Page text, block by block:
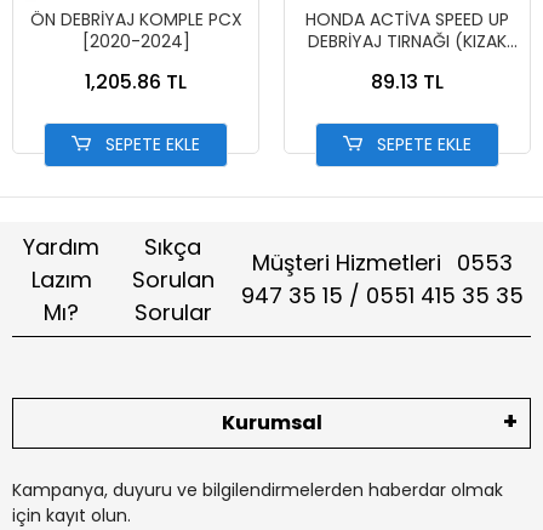
ÖN DEBRİYAJ KOMPLE PCX
[2020-2024]
1,205.86 TL
SEPETE EKLE
HONDA ACTİVA SPEED UP
DEBRİYAJ TIRNAĞI (KIZAK
89.13 TL
SEPETE EKLE
Yardım
Lazım
Mı?
Sıkça
Sorulan
Sorular
Müşteri Hizmetleri 0553
947 35 15 / 0551 415 35 35
Kurumsal
Kampanya, duyuru ve bilgilendirmelerden haberdar olmak
için kayıt olun.